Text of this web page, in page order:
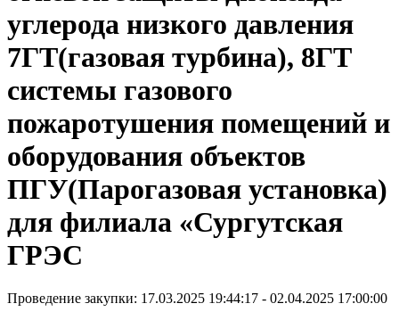
углерода низкого давления
7ГТ(газовая турбина), 8ГТ
системы газового
пожаротушения помещений и
оборудования объектов
ПГУ(Парогазовая установка)
для филиала «Сургутская
ГРЭС
Проведение закупки: 17.03.2025 19:44:17 - 02.04.2025 17:00:00